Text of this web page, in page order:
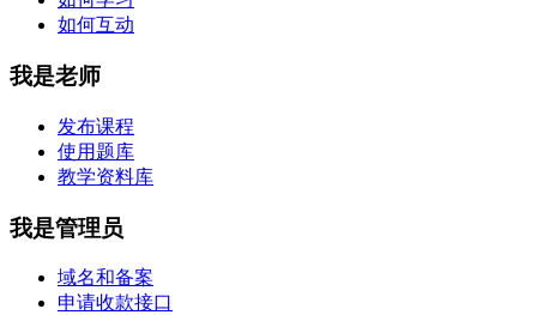
如何互动
我是老师
发布课程
使用题库
教学资料库
我是管理员
域名和备案
申请收款接口